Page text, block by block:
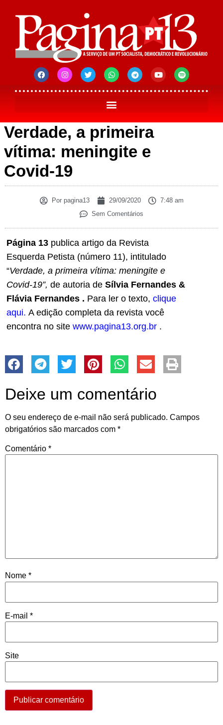
Verdade, a primeira
vítima: meningite e
Covid-19
Porpagina13 29/09/2020
7:48 am
Sem Comentários
Página 13 publica artigo da Revista
Esquerda Petista (número 11), intitulado
“Verdade, a primeira vítima: meningite e
Covid-19”, de autoria de Sílvia Fernandes &
Flávia Fernandes . Para ler o texto, clique
aqui. A edição completa da revista você
encontra no site www.pagina13.org.br .
Deixe um comentário
O seu endereço de e-mail não será publicado. Campos
obrigatórios são marcados com *
Comentário *
Nome *
E-mail *
Site